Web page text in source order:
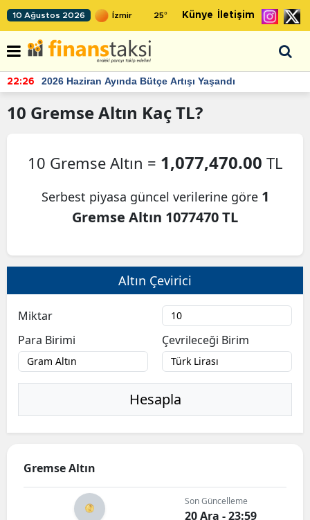
10 Ağustos 2026 25° Künye İletişim
22:26 2026 Haziran Ayında Bütçe Artışı Yaşandı
10 Gremse Altın Kaç TL?
10 Gremse Altın = 1,077,470.00 TL
Serbest piyasa güncel verilerine göre 1
Gremse Altın 1077470 TL
Altın Çevirici
Miktar
Para Birimi
Çevrileceği Birim
Hesapla
Gremse Altın
Son Güncelleme
20 Ara - 23:59